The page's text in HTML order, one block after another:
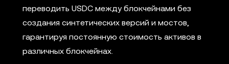
переводить USDC между блокчейнами без
создания синтетических версий и мостов,
гарантируя постоянную стоимость активов в
различных блокчейнах.